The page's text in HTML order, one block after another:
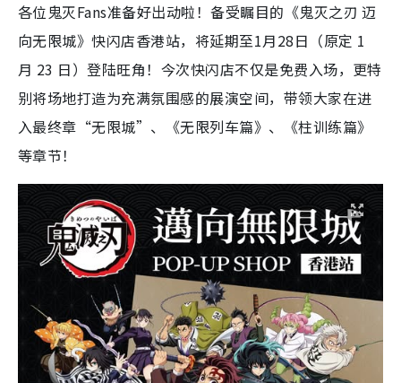
各位鬼灭Fans准备好出动啦！备受瞩目的《鬼灭之刃 迈
向无限城》快闪店香港站，将延期至1月28日（原定 1
月 23 日）登陆旺角！今次快闪店不仅是免费入场，更特
别将场地打造为充满氛围感的展演空间，带领大家在进
入最终章“无限城”、《无限列车篇》、《柱训练篇》
等章节！